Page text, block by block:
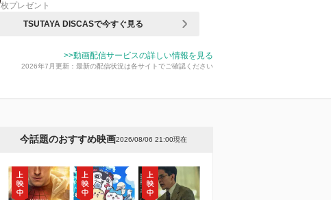
枚プレゼント
TSUTAYA DISCASで今すぐ見る
>>動画配信サービスの詳しい情報を見る
2026年7月更新：最新の配信状況は各サイトでご確認ください
今話題のおすすめ映画2026/08/06 21:00現在